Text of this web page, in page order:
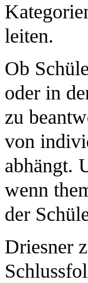
leiten.
Ob
oder in
zu
von
abhängt.
wenn
der
Driesner